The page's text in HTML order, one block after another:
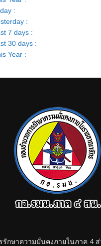
:
:
7 days :
30 days :
Year :
รักษาความมั่นคงภายในภาค 4